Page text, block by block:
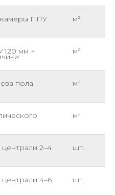
ППУ м²
120 мм + м²
пола м²
м²
2–4 шт.
4–6 шт.